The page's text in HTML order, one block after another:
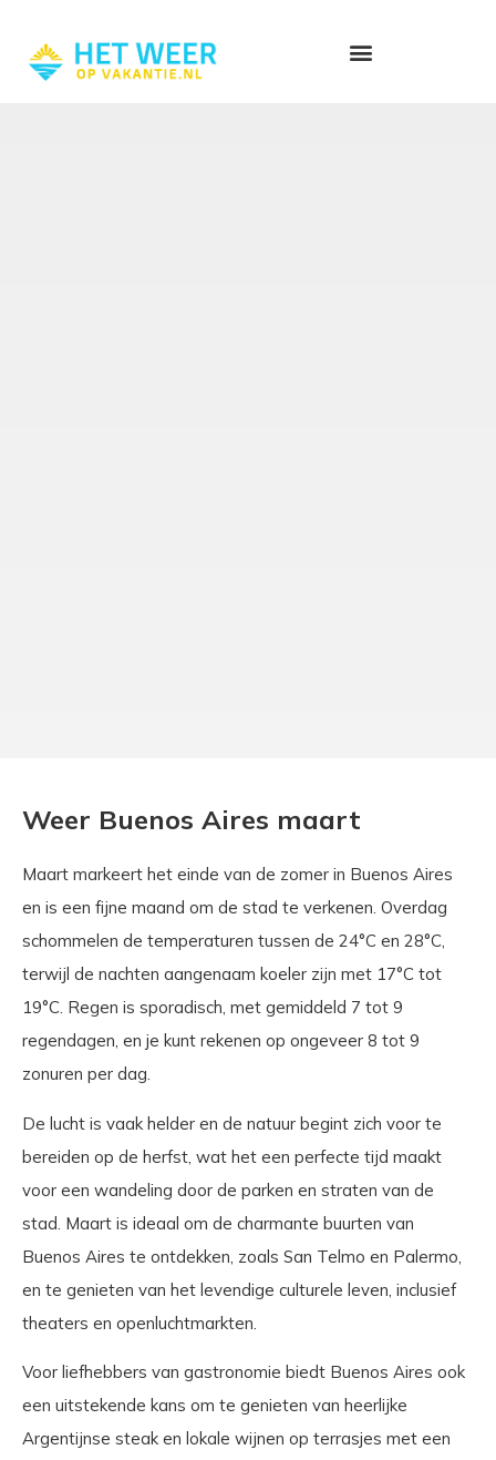
Weer Buenos Aires maart
Maart markeert het einde van de zomer in Buenos Aires
en is een fijne maand om de stad te verkenen. Overdag
schommelen de temperaturen tussen de 24°C en 28°C,
terwijl de nachten aangenaam koeler zijn met 17°C tot
19°C. Regen is sporadisch, met gemiddeld 7 tot 9
regendagen, en je kunt rekenen op ongeveer 8 tot 9
zonuren per dag.
De lucht is vaak helder en de natuur begint zich voor te
bereiden op de herfst, wat het een perfecte tijd maakt
voor een wandeling door de parken en straten van de
stad. Maart is ideaal om de charmante buurten van
Buenos Aires te ontdekken, zoals San Telmo en Palermo,
en te genieten van het levendige culturele leven, inclusief
theaters en openluchtmarkten.
Voor liefhebbers van gastronomie biedt Buenos Aires ook
een uitstekende kans om te genieten van heerlijke
Argentijnse steak en lokale wijnen op terrasjes met een